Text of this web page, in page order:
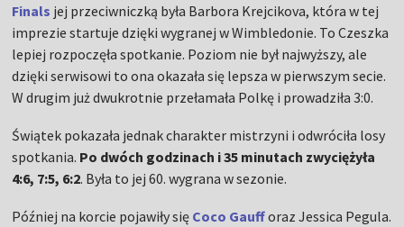
Finals jej przeciwniczką była Barbora Krejcikova, która w tej
imprezie startuje dzięki wygranej w Wimbledonie. To Czeszka
lepiej rozpoczęła spotkanie. Poziom nie był najwyższy, ale
dzięki serwisowi to ona okazała się lepsza w pierwszym secie.
W drugim już dwukrotnie przełamała Polkę i prowadziła 3:0.
Świątek pokazała jednak charakter mistrzyni i odwróciła losy
spotkania. Po dwóch godzinach i 35 minutach zwyciężyła
4:6, 7:5, 6:2. Była to jej 60. wygrana w sezonie.
Później na korcie pojawiły się Coco Gaufforaz Jessica Pegula.